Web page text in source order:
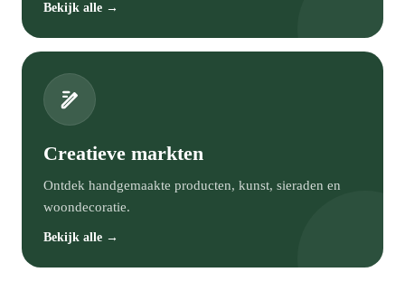
Bekijk alle →
Creatieve markten
Ontdek handgemaakte producten, kunst, sieraden en
woondecoratie.
Bekijk alle →